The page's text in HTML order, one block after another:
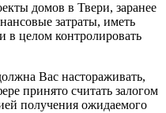
домов в Твери, заранее
затраты, иметь
в целом контролировать
Вас настораживать,
принято считать залогом
получения ожидаемого